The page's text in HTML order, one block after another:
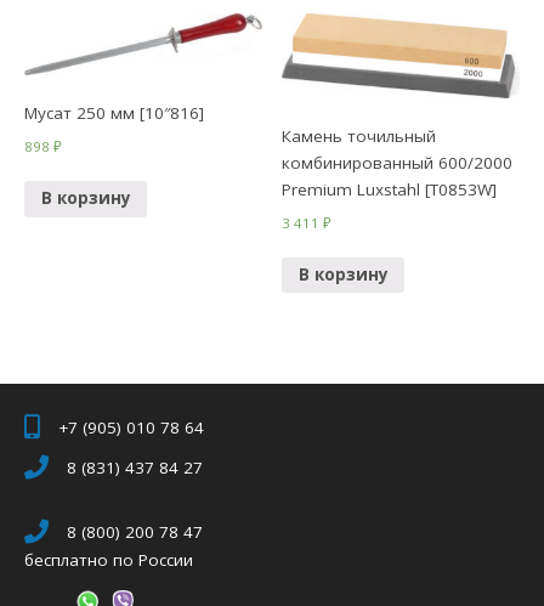
Мусат 250 мм [10″816]
898₽
В корзину
Камень точильный
комбинированный 600/2000
Premium Luxstahl [T0853W]
3 411₽
В корзину
+7 (905) 010 78 64
8 (831) 437 84 27
8 (800) 200 78 47
бесплатно по России